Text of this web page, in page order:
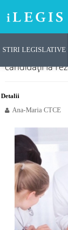
STIRI LEGISLATIVE
Se reduce
candidații la
Detalii
Ana-Maria CTCE